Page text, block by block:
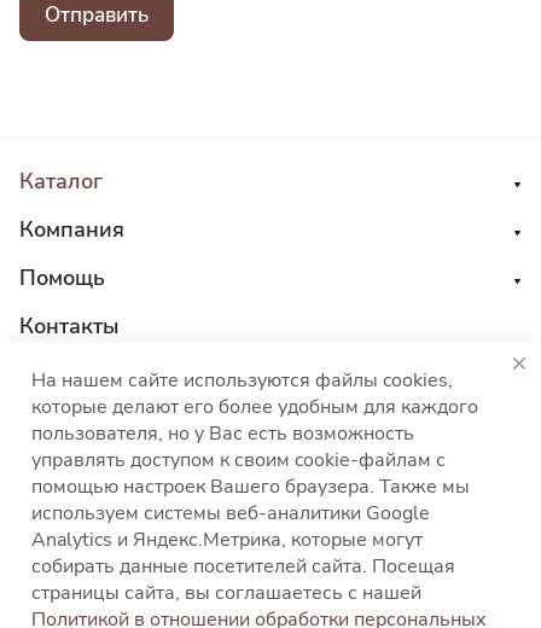
Отправить
Каталог
Компания
Помощь
Контакты
8 800 555 45 04
sales@choco-corp.com
Политика конфиденциальности
Политика
использования файлов cookies
Согласие на
На нашем сайте используются файлы cookies,
которые делают его более удобным для каждого
пользователя, но у Вас есть возможность
управлять доступом к своим cookie-файлам с
помощью настроек Вашего браузера. Также мы
используем системы веб-аналитики Google
Analytics и Яндекс.Метрика, которые могут
собирать данные посетителей сайта. Посещая
страницы сайта, вы соглашаетесь с нашей
Политикой в отношении обработки персональных